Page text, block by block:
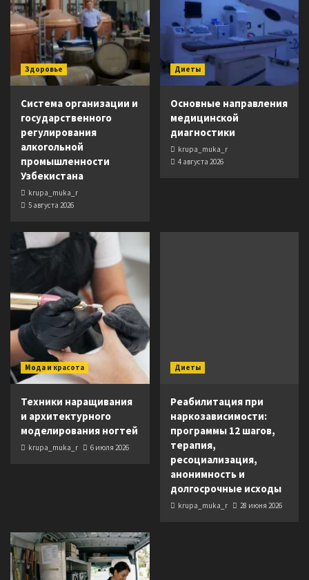
Здоровье
Система организации и
государственного
регулирования
алкогольной
промышленности
Узбекистана
krupa_muka_r
5 августа 2026
Диеты
Основные направления
медицинской
диагностики
krupa_muka_r
4 августа 2026
Мода и красота
Техники наращивания
и архитектурного
моделирования ногтей
krupa_muka_r 6 июля 2026
Диеты
Реабилитация при
наркозависимости:
программы 12 шагов,
терапия,
ресоциализация,
анонимность и
долгосрочные исходы
krupa_muka_r 28 июня 2026